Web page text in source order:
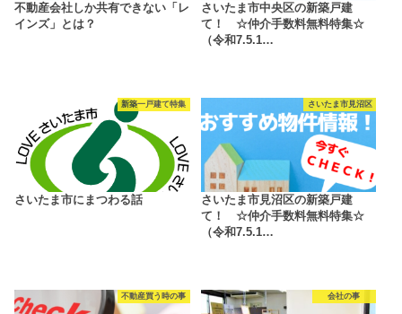
不動産会社しか共有できない「レ
インズ」とは？
さいたま市中央区の新築戸建
て！ ☆仲介手数料無料特集☆
（令和7.5.1…
新築一戸建て特集
さいたま市にまつわる話
さいたま市見沼区
さいたま市見沼区の新築戸建
て！ ☆仲介手数料無料特集☆
（令和7.5.1…
不動産買う時の事 会社の事